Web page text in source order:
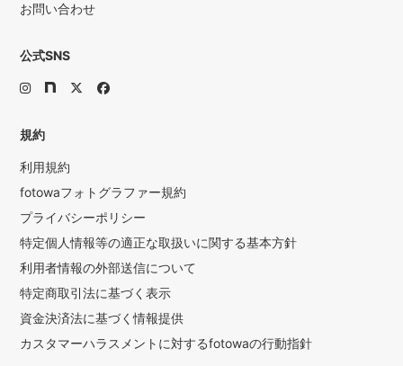
お問い合わせ
公式SNS
規約
利用規約
fotowaフォトグラファー規約
プライバシーポリシー
特定個人情報等の適正な取扱いに関する基本方針
利用者情報の外部送信について
特定商取引法に基づく表示
資金決済法に基づく情報提供
カスタマーハラスメントに対するfotowaの行動指針